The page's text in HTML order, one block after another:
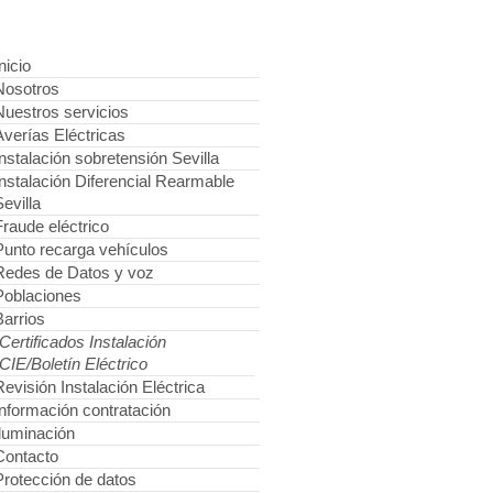
servicios
Eléctricas
sobretensión Sevilla
Diferencial Rearmable
eléctrico
recarga vehículos
de Datos y voz
Instalación
Boletín Eléctrico
Instalación Eléctrica
contratación
de datos